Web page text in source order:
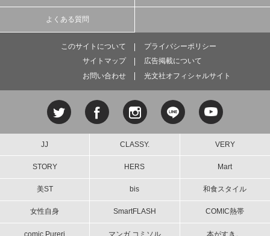
よくある質問
このサイトについて
プライバシーポリシー
サイトマップ
広告掲載について
お問い合わせ
光文社オフィシャルサイト
JJ CLASSY. VERY
STORY HERS Mart
美ST bis 和食スタイル
女性自身 SmartFLASH COMIC熱帯
comic Pureri マンガ コミソル 本がすき。